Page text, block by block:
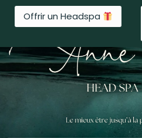
Aller
Offrir un Headspa